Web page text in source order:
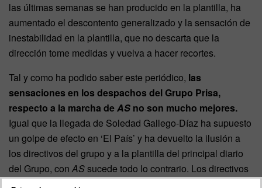
las últimas semanas se han producido en la plantilla, ha
aumentado el descontento generalizado y la sensación de
inestabilidad en la plantilla, que no descarta que la
dirección tome medidas y vuelva a hacer recortes.
Tal y como ha podido saber este periódico, las
sensaciones en los despachos del Grupo Prisa,
respecto a la marcha deAS no son mucho mejores.
Igual que la llegada de Soledad Gallego-Díaz ha supuesto
un golpe de efecto en ‘El País’ y ha devuelto la ilusión a
los directivos del grupo y a la plantilla del principal diario
del Grupo, con ASsucede todo lo contrario. Los directivos
de Prisa no se esconden y muestran una evidente